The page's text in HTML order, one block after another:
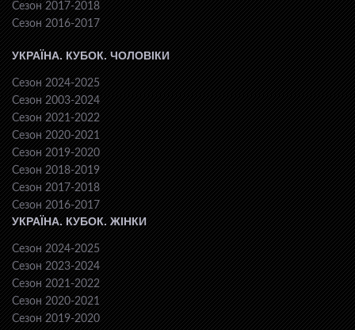
Сезон 2017-2018
Сезон 2016-2017
УКРАЇНА. КУБОК. ЧОЛОВІКИ
Сезон 2024-2025
Сезон 2003-2024
Сезон 2021-2022
Сезон 2020-2021
Сезон 2019-2020
Сезон 2018-2019
Сезон 2017-2018
Сезон 2016-2017
УКРАЇНА. КУБОК. ЖІНКИ
Сезон 2024-2025
Сезон 2023-2024
Сезон 2021-2022
Сезон 2020-2021
Сезон 2019-2020